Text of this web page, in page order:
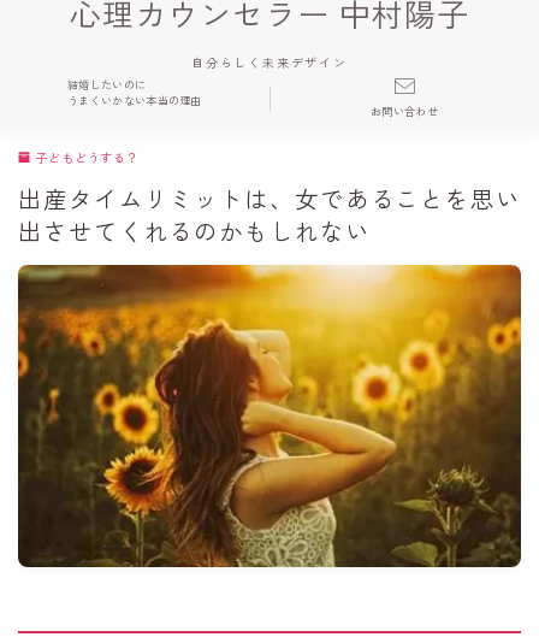
心理カウンセラー 中村陽子
自分らしく未来デザイン
結婚したいのに
うまくいかない本当の理由
お問い合わせ
子どもどうする？
出産タイムリミットは、女であることを思い
出させてくれるのかもしれない